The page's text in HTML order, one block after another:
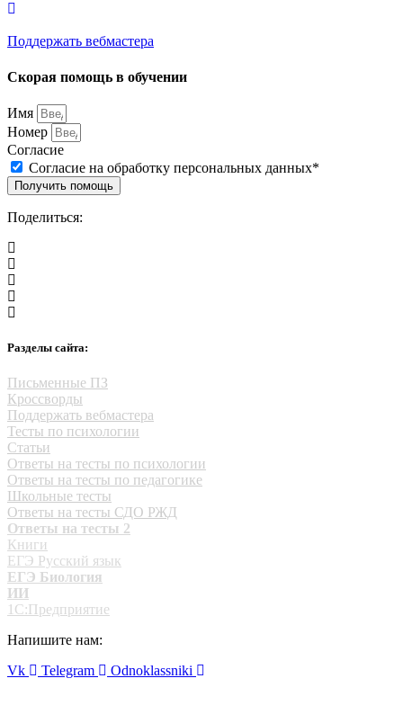
Поддержать вебмастера
Скорая помощь в обучении
Имя
Номер
Согласие
Согласие на обработку персональных данных*
Получить помощь
Поделиться:
Разделы сайта:
Письменные ПЗ
Кроссворды
Поддержать вебмастера
Тесты по психологии
Статьи
Ответы на тесты по психологии
Ответы на тесты по педагогике
Школьные тесты
Ответы на тесты СДО РЖД
Ответы на тесты 2
Книги
ЕГЭ Русский язык
ЕГЭ Биология
ИИ
1С:Предприятие
Напишите нам:
Vk
Telegram Odnoklassniki